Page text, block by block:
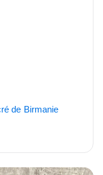
de Birmanie